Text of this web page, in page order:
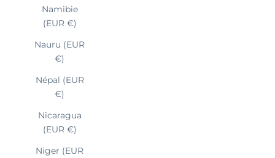
Namibie
(EUR €)
Nauru (EUR
€)
Népal (EUR
€)
Nicaragua
(EUR €)
Niger (EUR